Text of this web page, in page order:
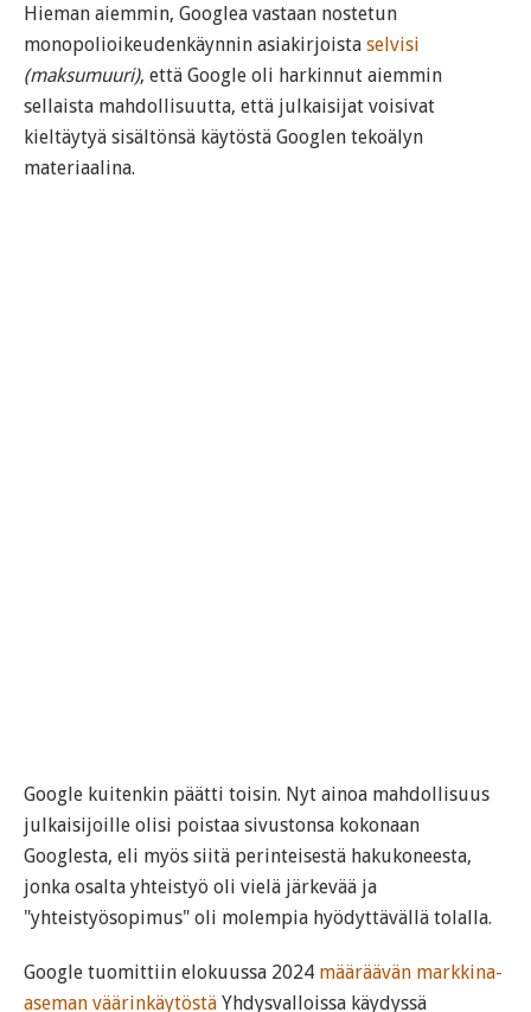
Hieman aiemmin, Googlea vastaan nostetun
monopolioikeudenkäynnin asiakirjoista selvisi
(maksumuuri), että Google oli harkinnut aiemmin
sellaista mahdollisuutta, että julkaisijat voisivat
kieltäytyä sisältönsä käytöstä Googlen tekoälyn
materiaalina.
Google kuitenkin päätti toisin. Nyt ainoa mahdollisuus
julkaisijoille olisi poistaa sivustonsa kokonaan
Googlesta, eli myös siitä perinteisestä hakukoneesta,
jonka osalta yhteistyö oli vielä järkevää ja
"yhteistyösopimus" oli molempia hyödyttävällä tolalla.
Google tuomittiin elokuussa 2024 määräävän markkina-
aseman väärinkäytöstä Yhdysvalloissa käydyssä